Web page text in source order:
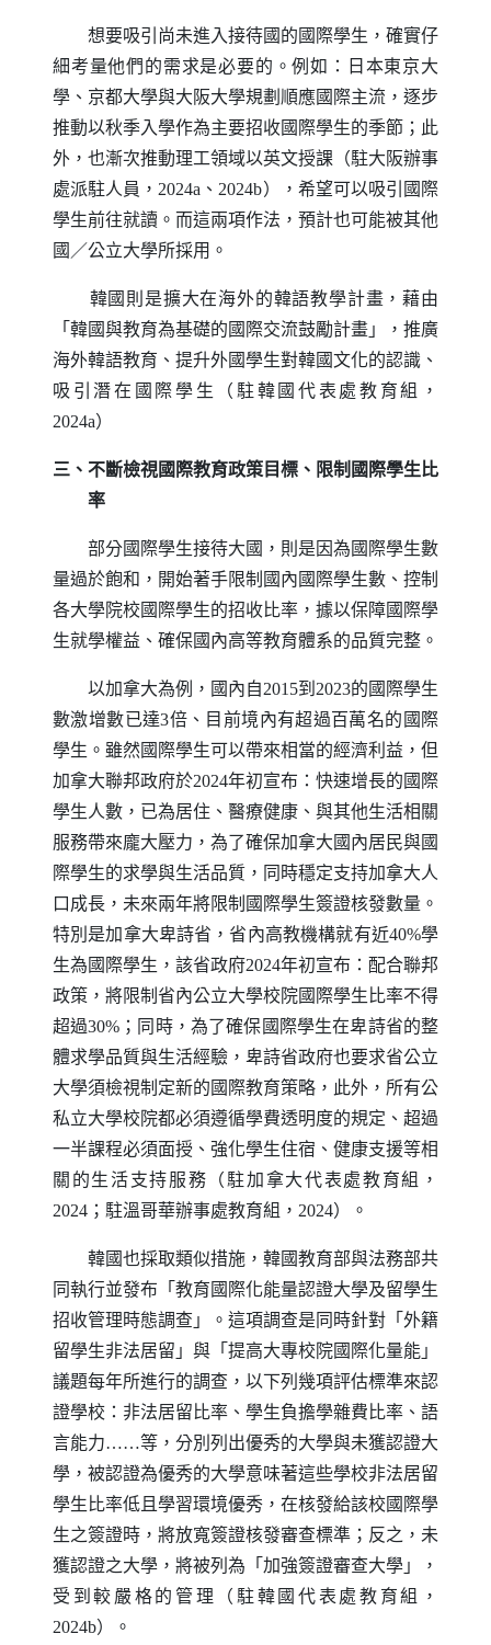
想要吸引尚未進入接待國的國際學生，確實仔
細考量他們的需求是必要的。例如：日本東京大
學、京都大學與大阪大學規劃順應國際主流，逐步
推動以秋季入學作為主要招收國際學生的季節；此
外，也漸次推動理工領域以英文授課（駐大阪辦事
處派駐人員，2024a、2024b），希望可以吸引國際
學生前往就讀。而這兩項作法，預計也可能被其他
國／公立大學所採用。
韓國則是擴大在海外的韓語教學計畫，藉由
「韓國與教育為基礎的國際交流鼓勵計畫」，推廣
海外韓語教育、提升外國學生對韓國文化的認識、
吸引潛在國際學生（駐韓國代表處教育組，
2024a）
三、不斷檢視國際教育政策目標、限制國際學生比
率
部分國際學生接待大國，則是因為國際學生數
量過於飽和，開始著手限制國內國際學生數、控制
各大學院校國際學生的招收比率，據以保障國際學
生就學權益、確保國內高等教育體系的品質完整。
以加拿大為例，國內自2015到2023的國際學生
數激增數已達3倍、目前境內有超過百萬名的國際
學生。雖然國際學生可以帶來相當的經濟利益，但
加拿大聯邦政府於2024年初宣布：快速增長的國際
學生人數，已為居住、醫療健康、與其他生活相關
服務帶來龐大壓力，為了確保加拿大國內居民與國
際學生的求學與生活品質，同時穩定支持加拿大人
口成長，未來兩年將限制國際學生簽證核發數量。
特別是加拿大卑詩省，省內高教機構就有近40%學
生為國際學生，該省政府2024年初宣布：配合聯邦
政策，將限制省內公立大學校院國際學生比率不得
超過30%；同時，為了確保國際學生在卑詩省的整
體求學品質與生活經驗，卑詩省政府也要求省公立
大學須檢視制定新的國際教育策略，此外，所有公
私立大學校院都必須遵循學費透明度的規定、超過
一半課程必須面授、強化學生住宿、健康支援等相
關的生活支持服務（駐加拿大代表處教育組，
2024；駐溫哥華辦事處教育組，2024）。
韓國也採取類似措施，韓國教育部與法務部共
同執行並發布「教育國際化能量認證大學及留學生
招收管理時態調查」。這項調查是同時針對「外籍
留學生非法居留」與「提高大專校院國際化量能」
議題每年所進行的調查，以下列幾項評估標準來認
證學校：非法居留比率、學生負擔學雜費比率、語
言能力……等，分別列出優秀的大學與未獲認證大
學，被認證為優秀的大學意味著這些學校非法居留
學生比率低且學習環境優秀，在核發給該校國際學
生之簽證時，將放寬簽證核發審查標準；反之，未
獲認證之大學，將被列為「加強簽證審查大學」，
受到較嚴格的管理（駐韓國代表處教育組，
2024b）。